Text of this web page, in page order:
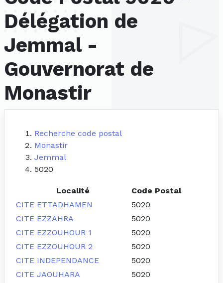
Délégation de
Jemmal -
Gouvernorat de
Monastir
Recherche code postal
Monastir
Jemmal
5020
Localité
Code Postal
CITE ETTADHAMEN
5020
CITE EZZAHRA
5020
CITE EZZOUHOUR 1
5020
CITE EZZOUHOUR 2
5020
CITE INDEPENDANCE
5020
CITE JAOUHARA
5020